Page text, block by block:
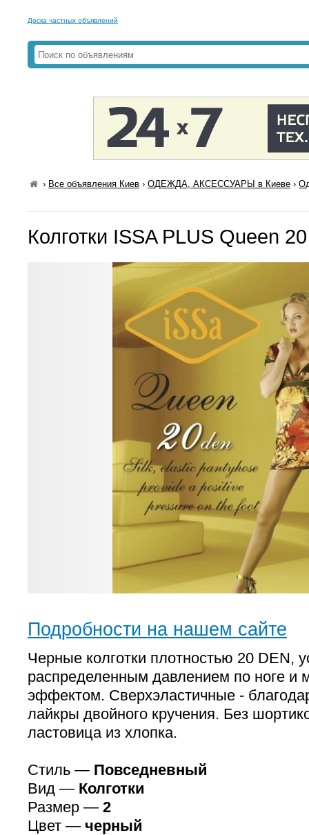
Доска частных объявлений
› Все объявления Киев ›ОДЕЖДА, АКСЕССУАРЫ в Киеве ›
Колготки ISSA PLUS Queen
Подробности на нашем сайте
Черные колготки плотностью 20 DEN,
распределенным давлением по ноге и
эффектом. Сверхэластичные -
лайкры двойного кручения. Без
ластовица из хлопка.
Стиль — Повседневный
Вид — Колготки
Размер — 2
Цвет — черный